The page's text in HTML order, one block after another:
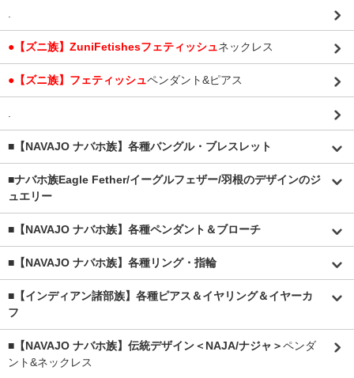
.
●【ズニ族】ZuniFetishesフェティッシュネックレス
●【ズニ族】フェティッシュペンダント&ピアス
.
■【NAVAJO ナバホ族】各種バングル・ブレスレット
■ナバホ族Eagle Fether/イーグルフェザー/羽根のデザインのジ
ュエリー
■【NAVAJO ナバホ族】各種ペンダント＆ブローチ
■【NAVAJO ナバホ族】各種リング・指輪
■【インディアン諸部族】各種ピアス＆イヤリング＆イヤーカ
フ
■【NAVAJO ナバホ族】伝統デザイン＜NAJA/ナジャ＞ペンダ
ント&ネックレス